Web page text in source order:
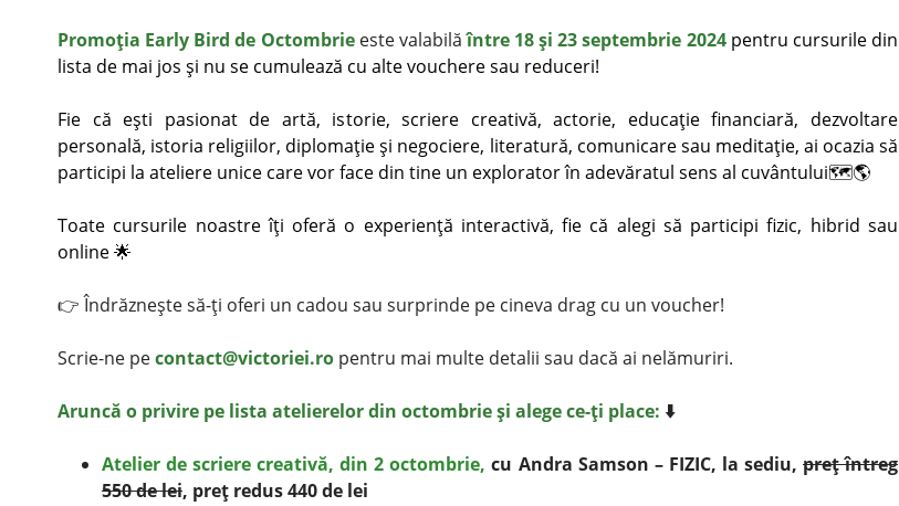
Promoţia Early Bird de Octombrieeste valabilăîntre 18 şi 23 septembrie 2024 pentru cursurile din
lista de mai jos şi nu se cumulează cu alte vouchere sau reduceri!
Fie că eşti pasionat de artă, istorie, scriere creativă, actorie, educaţie financiară, dezvoltare
personală, istoria religiilor, diplomaţie şi negociere, literatură, comunicare sau meditaţie, ai ocazia să
participi la ateliere unice care vor face din tine un explorator în adevăratul sens al cuvântului🗺️🌎
Toate cursurile noastre îţi oferă o experienţă interactivă, fie că alegi să participi fizic, hibrid sau
online 🌟
👉 Îndrăzneşte să-ţi oferi un cadou sau surprinde pe cineva drag cu un voucher!
Scrie-ne pecontact@victoriei.ro pentru mai multe detalii sau dacă ai nelămuriri.
Aruncă o privire pe lista atelierelor din octombrie şi alege ce-ţi place: ⬇️
Atelier de scriere creativă, din 2 octombrie, cu Andra Samson – FIZIC, la sediu, preţ întreg
550 de lei, preţ redus 440 de lei